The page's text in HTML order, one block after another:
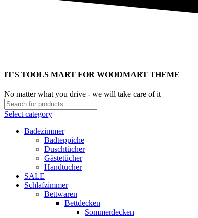
IT'S TOOLS MART FOR WOODMART THEME
No matter what you drive - we will take care of it
Select category
Badezimmer
Badteppiche
Duschtücher
Gästetücher
Handtücher
SALE
Schlafzimmer
Bettwaren
Bettdecken
Sommerdecken